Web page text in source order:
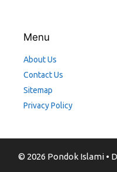
Menu
About Us
Contact Us
Sitemap
Privacy Policy
© 2026 Pondok Islami•